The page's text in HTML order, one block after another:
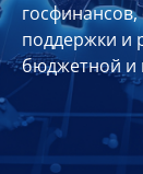
Участники
Планы
отчеты
Контакты
поддержки и
бюджетной и